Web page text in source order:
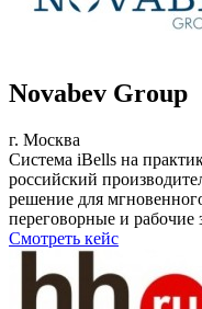
Novabev Group
г. Москва
Система iBells на
российский
решение для
переговорные и рабочие
Смотреть кейс